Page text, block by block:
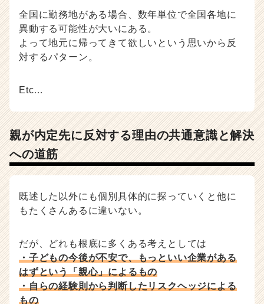
全国に勤務地がある場合、数年単位で全国各地に
異動する可能性が大いにある。
よって地元に帰ってきて欲しいという思いから反
対するパターン。
Etc…
親が内定先に反対する理由の共通意識と解決
への道筋
既述した以外にも個別具体的に探っていくと他に
もたくさんあるに違いない。
だが、どれも根底に多くある考えとしては
・子どもの今後が不安で、もっといい企業がある
はずという「親心」によるもの
・自らの経験則から判断したリスクヘッジによる
もの